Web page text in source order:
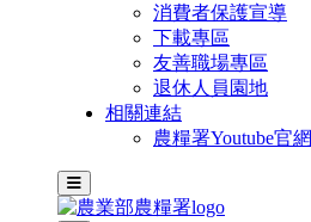
消費者保護宣導
下載專區
友善職場專區
退休人員園地
相關連結
農糧署Youtube官網
主選單